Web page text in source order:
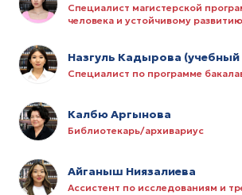
Специалист магистерской
человека и устойчивому развитию
Назгуль Кадырова (учебный
Специалист по программе
Калбю Аргынова
Библиотекарь/архивариус
Айганыш Ниязалиева
Ассистент по исследованиям и